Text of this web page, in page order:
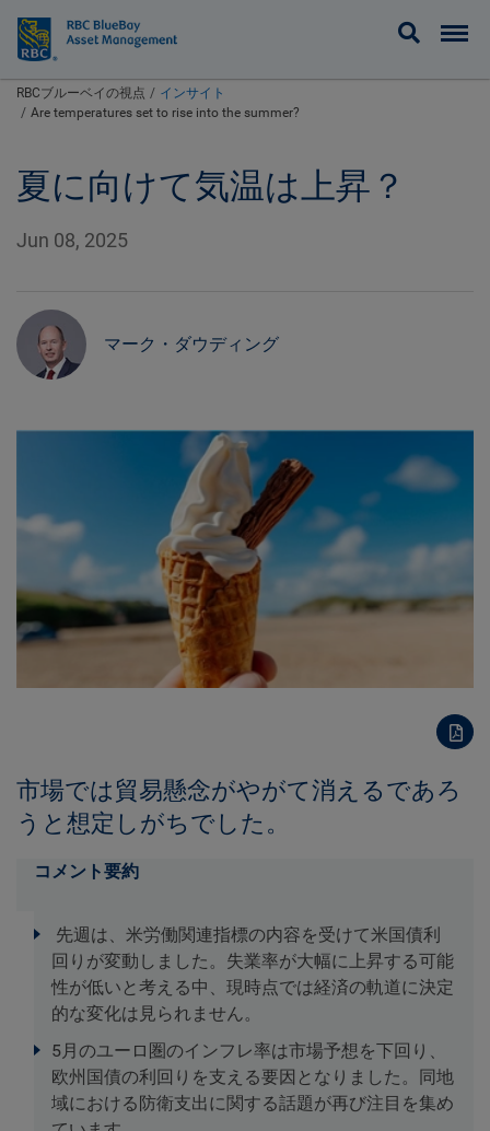
BlueBay
RBCブルーベイの視点
インサイト
Are temperatures set to rise into the summer?
夏に向けて気温は上昇？
Jun 08, 2025
マーク・ダウディング
市場では貿易懸念がやがて消えるであろ
うと想定しがちでした。
コメント要約
先週は、米労働関連指標の内容を受けて米国債利
回りが変動しました。失業率が大幅に上昇する可能
性が低いと考える中、現時点では経済の軌道に決定
的な変化は見られません。
5月のユーロ圏のインフレ率は市場予想を下回り、
欧州国債の利回りを支える要因となりました。同地
域における防衛支出に関する話題が再び注目を集め